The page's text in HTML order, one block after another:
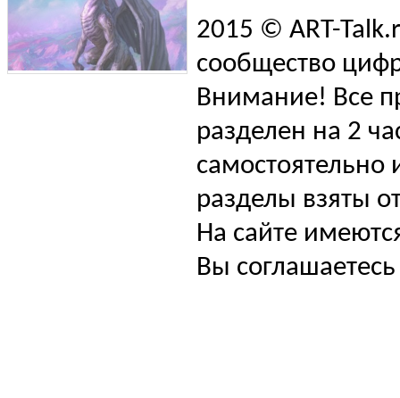
2015 © ART-
сообщество
Внимание! Все
разделен на 2
самостоятельно
разделы взяты
На сайте
Вы